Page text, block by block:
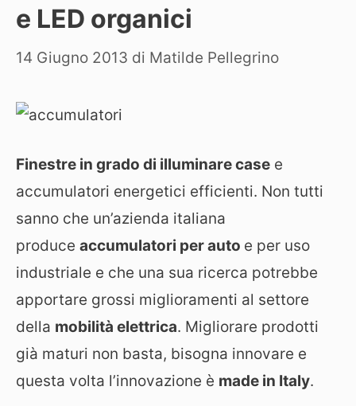
e LED organici
14 Giugno 2013 di Matilde Pellegrino
Finestre in grado di illuminare case e
accumulatori energetici efficienti. Non tutti
sanno che un’azienda italiana
produce accumulatori per auto e per uso
industriale e che una sua ricerca potrebbe
apportare grossi miglioramenti al settore
della mobilità elettrica. Migliorare prodotti
già maturi non basta, bisogna innovare e
questa volta l’innovazione è made in Italy.